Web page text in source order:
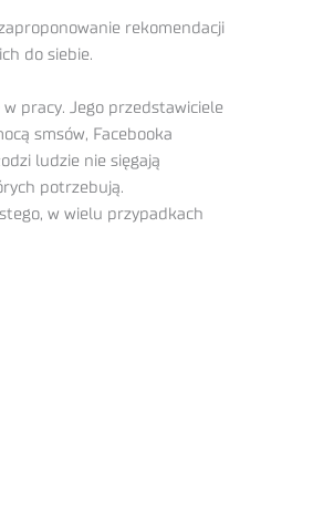
rekomendacji
do siebie.
pracy. Jego przedstawiciele
smsów, Facebooka
ludzie nie sięgają
potrzebują.
w wielu przypadkach